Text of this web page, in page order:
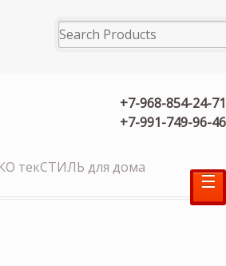
+7-968-854-24-71
+7-991-749-96-46
текСТИЛЬ для дома
☰